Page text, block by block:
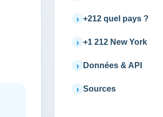
+212 quel pays ?
+1 212 New York
Données & API
Sources